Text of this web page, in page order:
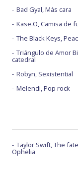
Bad Gyal, Más cara
Kase.O, Camisa de
The Black Keys,
Triángulo de Amor
catedral
Robyn, Sexistential
Melendi, Pop rock
Taylor Swift, The
Ophelia